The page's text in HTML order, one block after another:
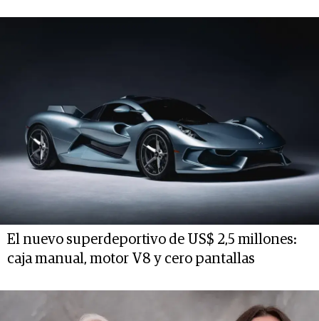
El nuevo superdeportivo de US$ 2,5 millones:
caja manual, motor V8 y cero pantallas